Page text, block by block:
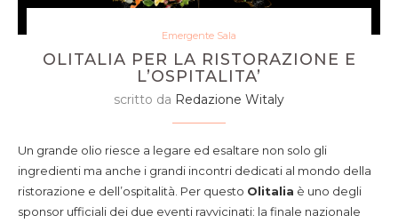
Emergente Sala
OLITALIA PER LA RISTORAZIONE E
L’OSPITALITA’
scritto da Redazione Witaly
Un grande olio riesce a legare ed esaltare non solo gli
ingredienti ma anche i grandi incontri dedicati al mondo della
ristorazione e dell’ospitalità. Per questo Olitalia è uno degli
sponsor ufficiali dei due eventi ravvicinati: la finale nazionale